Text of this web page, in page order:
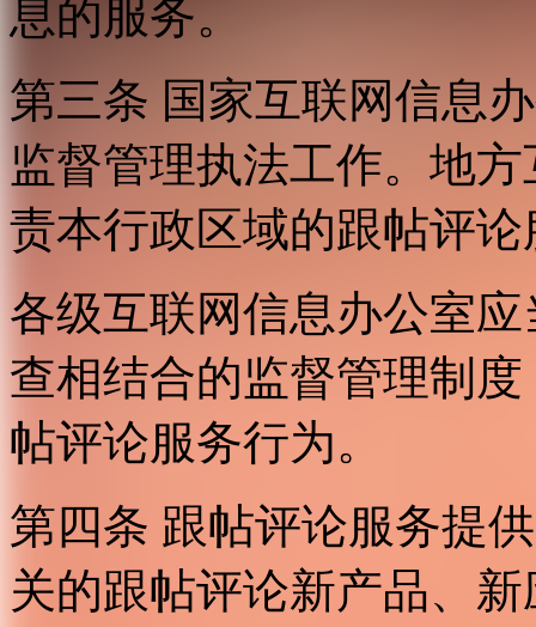
息的服务。
第三条 国家互联网信息
监督管理执法工作。地
责本行政区域的跟帖评
各级互联网信息办公室
查相结合的监督管理制
帖评论服务行为。
第四条 跟帖评论服务提
关的跟帖评论新产品、